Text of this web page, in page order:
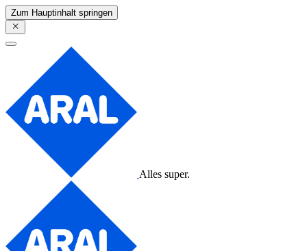
Zum Hauptinhalt springen
Alles super.